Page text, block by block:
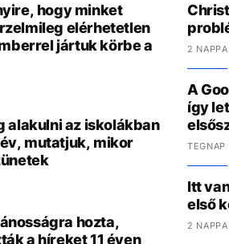
hogy minket
elérhetetlen
jártuk körbe a
alakulni az iskolákban
mutatjuk, mikor
hozta,
a híreket 11 éven
2
A
így
Itt
első
2